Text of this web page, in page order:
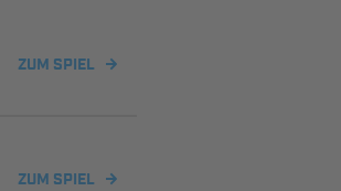
ZUM SPIEL
ZUM SPIEL